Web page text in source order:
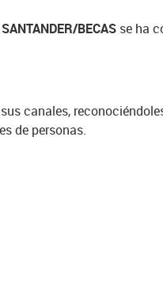
SANTANDER/BECAS se ha
canales,
de personas.